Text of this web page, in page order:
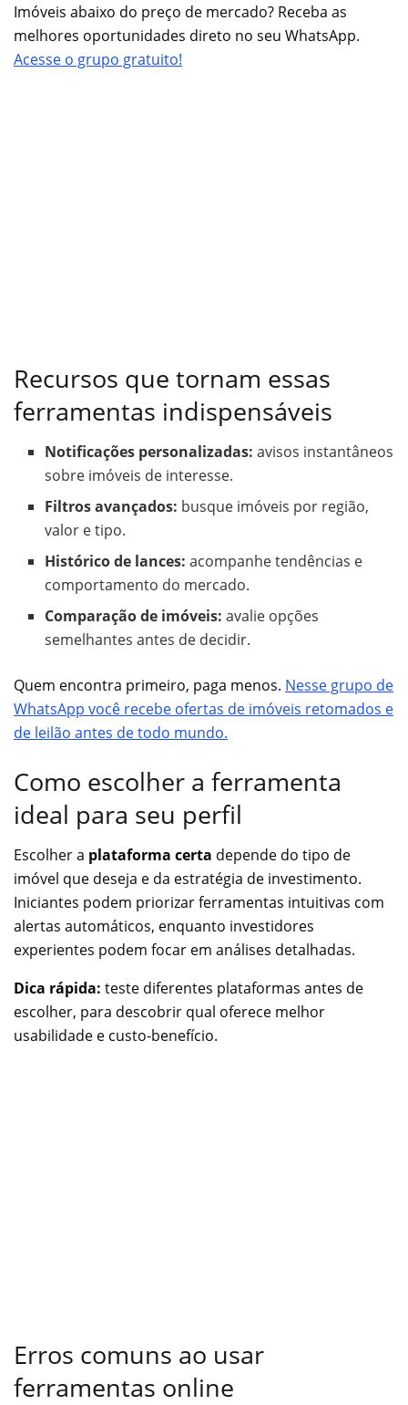
Imóveis abaixo do preço de mercado? Receba as
melhores oportunidades direto no seu WhatsApp.
Acesse o grupo gratuito!
Recursos que tornam essas
ferramentas indispensáveis
Notificações personalizadas: avisos instantâneos
sobre imóveis de interesse.
Filtros avançados: busque imóveis por região,
valor e tipo.
Histórico de lances: acompanhe tendências e
comportamento do mercado.
Comparação de imóveis: avalie opções
semelhantes antes de decidir.
Quem encontra primeiro, paga menos. Nesse grupo de
WhatsApp você recebe ofertas de imóveis retomados e
de leilão antes de todo mundo.
Como escolher a ferramenta
ideal para seu perfil
Escolher a plataforma certa depende do tipo de
imóvel que deseja e da estratégia de investimento.
Iniciantes podem priorizar ferramentas intuitivas com
alertas automáticos, enquanto investidores
experientes podem focar em análises detalhadas.
Dica rápida: teste diferentes plataformas antes de
escolher, para descobrir qual oferece melhor
usabilidade e custo-benefício.
Erros comuns ao usar
ferramentas online